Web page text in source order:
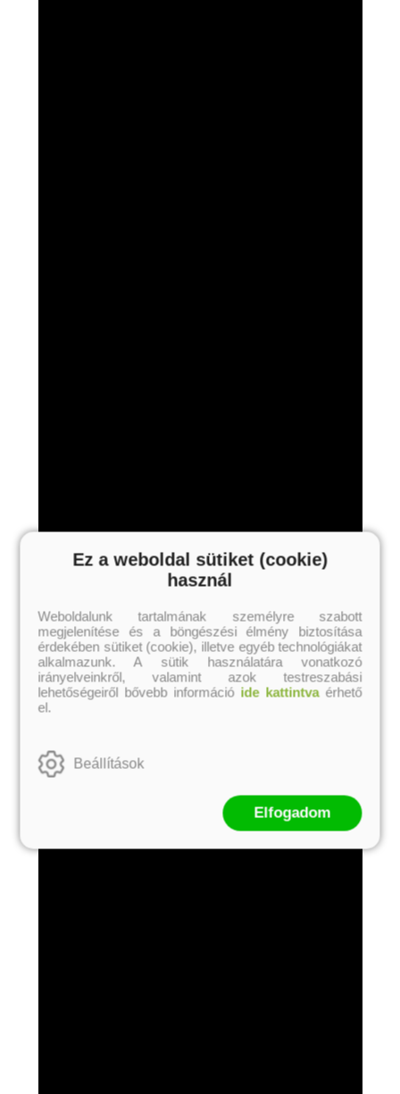
Ez a weboldal sütiket (cookie)
használ
Weboldalunk tartalmának személyre szabott
megjelenítése és a böngészési élmény biztosítása
érdekében sütiket (cookie), illetve egyéb technológiákat
alkalmazunk. A sütik használatára vonatkozó
irányelveinkről, valamint azok testreszabási
lehetőségeiről bővebb információ ide kattintvaérhető
el.
Beállítások
Elfogadom